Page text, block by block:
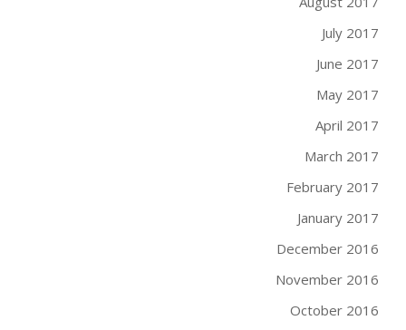
July 2017
June 2017
May 2017
April 2017
March 2017
February 2017
January 2017
December 2016
November 2016
October 2016